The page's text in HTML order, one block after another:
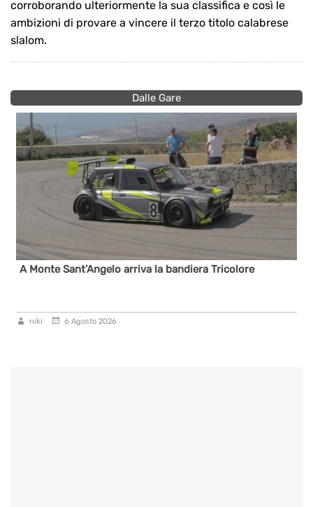
corroborando ulteriormente la sua classifica e così le
ambizioni di provare a vincere il terzo titolo calabrese
slalom.
Dalle Gare
A Monte Sant’Angelo arriva la bandiera Tricolore
niki 6 Agosto 2026